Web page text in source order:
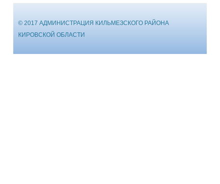
© 2017 АДМИНИСТРАЦИЯ КИЛЬМЕЗСКОГО РАЙОНА
КИРОВСКОЙ ОБЛАСТИ